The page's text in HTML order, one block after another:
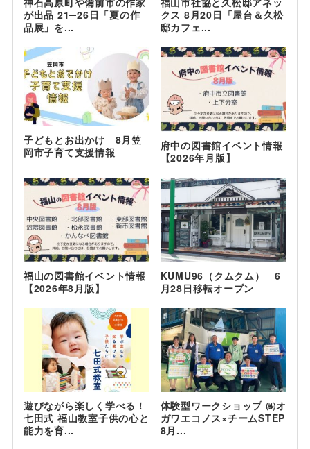
が出品 21─26日「夏の作
品展」を...
クス 8月20日「屋台＆久松
邸カフェ...
子どもとお出かけ 8月笠
岡市子育て支援情報
府中の図書館イベント情報
【2026年月版】
福山の図書館イベント情報
【2026年8月版】
KUMU96（クムクム） 6
月28日移転オープン
遊びながら楽しく学べる！
七田式 福山教室子供の心と
能力を育...
体験型ワークショップ ㈱オ
ガワエコノス×チームSTEP
8月...